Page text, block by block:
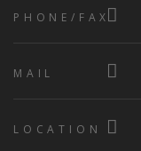
PHONE/FAX
MAIL
LOCATION